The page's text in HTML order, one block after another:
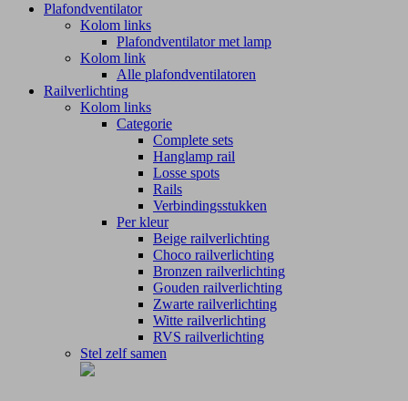
Plafondventilator
Kolom links
Plafondventilator met lamp
Kolom link
Alle plafondventilatoren
Railverlichting
Kolom links
Categorie
Complete sets
Hanglamp rail
Losse spots
Rails
Verbindingsstukken
Per kleur
Beige railverlichting
Choco railverlichting
Bronzen railverlichting
Gouden railverlichting
Zwarte railverlichting
Witte railverlichting
RVS railverlichting
Stel zelf samen